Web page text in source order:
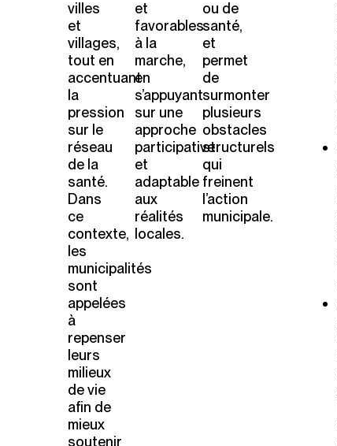
villes
et
villages,
tout en
accentuant
la
pression
sur le
réseau
de la
santé.
Dans
ce
contexte,
les
municipalités
sont
appelées
à
repenser
leurs
milieux
de vie
afin de
mieux
soutenir
et
favorables
à la
marche,
en
s’appuyant
sur une
approche
participative
et
adaptable
aux
réalités
locales.
ou de
santé,
et
permet
de
surmonter
plusieurs
obstacles
structurels
qui
freinent
l’action
municipale.